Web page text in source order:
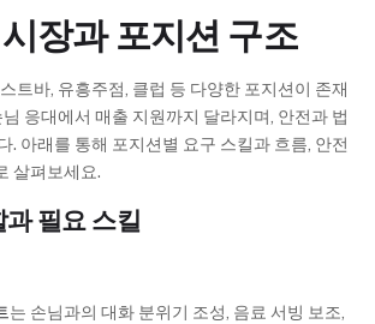
장과 포지션 구조
트바, 유흥주점, 클럽 등 다양한 포지션이 존재
응대에서 매출 지원까지 달라지며, 안전과 법
. 아래를 통해 포지션별 요구 스킬과 흐름, 안전
살펴보세요.
필요 스킬
는 손님과의 대화 분위기 조성, 음료 서빙 보조,